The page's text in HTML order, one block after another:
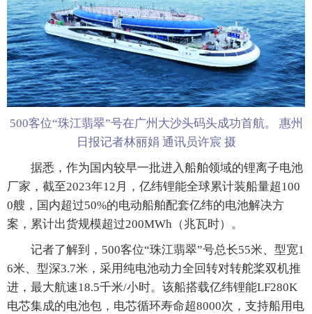
500客位“珠江翡翠”号在广州大沙头码头成功首航。 惠州
日报记者林丽娟 通讯员许宸 摄
据悉，作为国内较早一批进入船舶领域的锂离子电池
厂家，截至2023年12月，亿纬锂能全球累计装船量超100
0艘，国内超过50%的电动船舶配套亿纬的电池解决方
案，累计出货规模超过200MWh（兆瓦时）。
记者了解到，500客位“珠江翡翠”号总长55米、型宽1
6米、型深3.7米，采用纯电池动力全回转对转舵桨双机推
进，最大航速18.5千米/小时。该船搭载亿纬锂能LF280K
电芯集成的电池包，电芯循环寿命超8000次，支持船用电